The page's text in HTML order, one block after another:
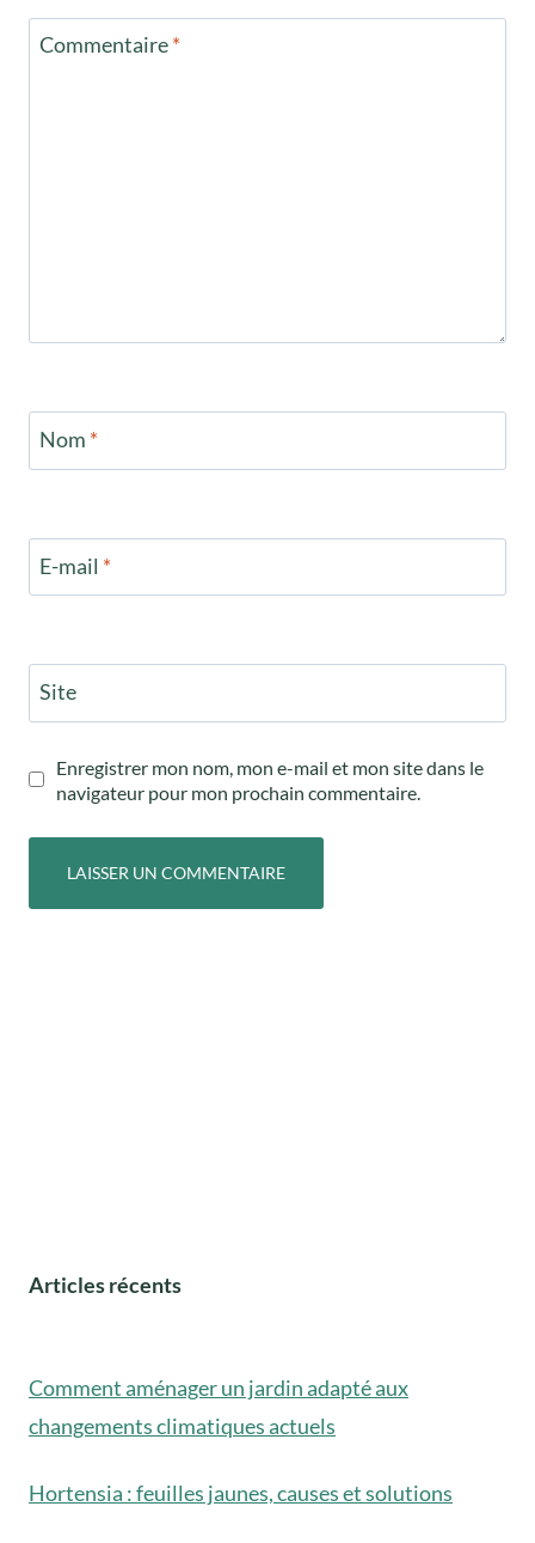
Commentaire*
Nom *
E-mail *
Site
Enregistrer mon nom, mon e-mail et mon site dans le
navigateur pour mon prochain commentaire.
Articles récents
Comment aménager un jardin adapté aux
changements climatiques actuels
Hortensia : feuilles jaunes, causes et solutions